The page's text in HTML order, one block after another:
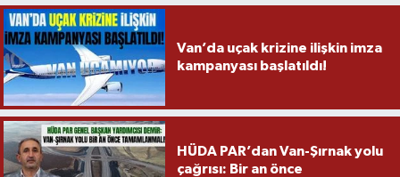
Van’da uçak krizine ilişkin imza
kampanyası başlatıldı!
HÜDA PAR’dan Van-Şırnak yolu
çağrısı: Bir an önce